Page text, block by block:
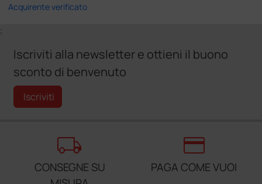
Acquirente verificato
;
Iscriviti alla newsletter e ottieni il buono
sconto di benvenuto
Iscriviti
local_shipping
CONSEGNE SU
credit_card
PAGA COME VUOI